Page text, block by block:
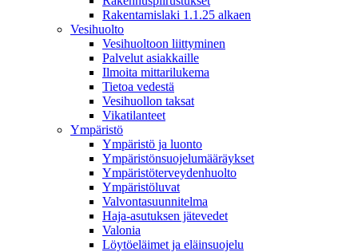
Rakentamislaki 1.1.25 alkaen
Vesihuolto
Vesihuoltoon liittyminen
Palvelut asiakkaille
Ilmoita mittarilukema
Tietoa vedestä
Vesihuollon taksat
Vikatilanteet
Ympäristö
Ympäristö ja luonto
Ympäristönsuojelumääräykset
Ympäristöterveydenhuolto
Ympäristöluvat
Valvontasuunnitelma
Haja-asutuksen jätevedet
Valonia
Löytöeläimet ja eläinsuojelu